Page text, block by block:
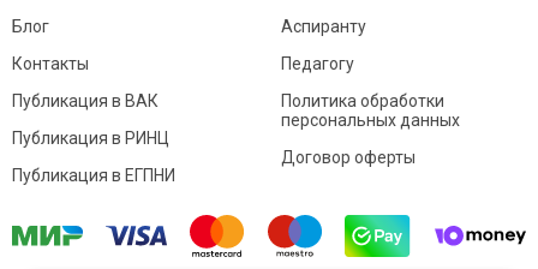
Блог
Контакты
Аспиранту
Педагогу
Публикация в ВАК
Публикация в РИНЦ
Публикация в ЕГПНИ
Политика обработки
персональных данных
Договор оферты